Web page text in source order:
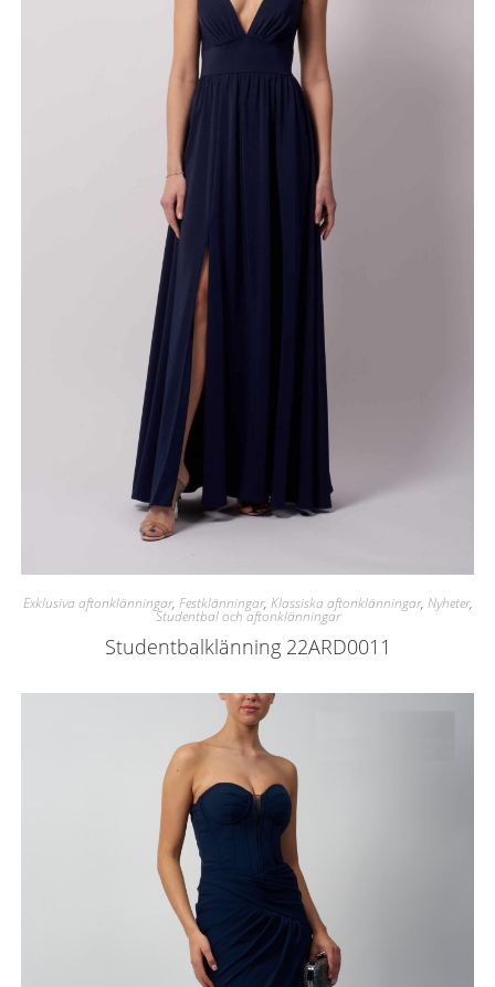
Exklusiva aftonklänningar, Festklänningar, Klassiska aftonklänningar, Nyheter,
Studentbal och aftonklänningar
Studentbalklänning 22ARD0011